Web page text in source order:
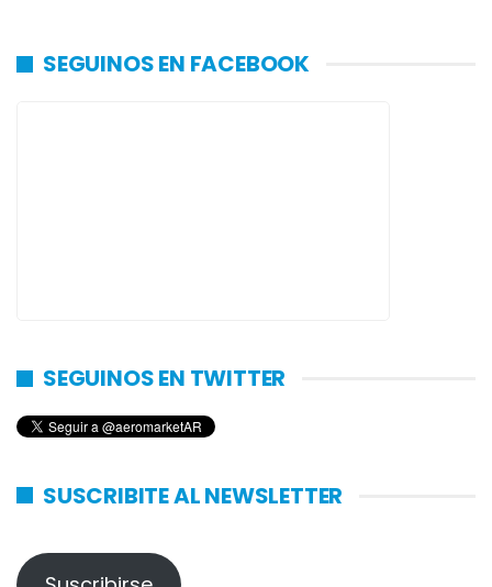
SEGUINOS EN FACEBOOK
SEGUINOS EN TWITTER
SUSCRIBITE AL NEWSLETTER